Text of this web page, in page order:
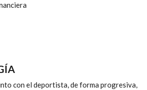
con el deportista, de forma progresiva,